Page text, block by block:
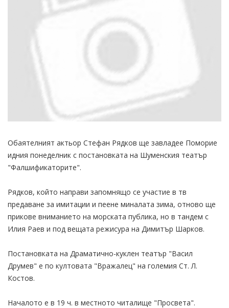
Обаятелният актьор Стефан Рядков ще завладее Поморие
идния понеделник с постановката на Шуменския театър
"Фалшификаторите".
Рядков, който направи запомнящо се участие в тв
предаване за имитации и пеене миналата зима, отново ще
прикове вниманието на морската публика, но в тандем с
Илия Раев и под вещата режисура на Димитър Шарков.
Постановката на Драматично-куклен театър "Васил
Друмев" е по култовата "Вражалец" на големия Ст. Л.
Костов.
Началото е в 19 ч. в местното читалище "Просвета".